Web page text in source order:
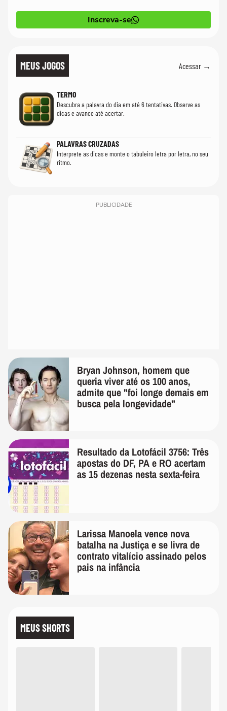
Inscreva-se
MEUS JOGOS Acessar →
TERMO
Descubra a palavra do dia em até 6 tentativas. Observe as
dicas e avance até acertar.
PALAVRAS CRUZADAS
Interprete as dicas e monte o tabuleiro letra por letra, no seu
ritmo.
PUBLICIDADE
Bryan Johnson, homem que
queria viver até os 100 anos,
admite que "foi longe demais em
busca pela longevidade"
Resultado da Lotofácil 3756: Três
apostas do DF, PA e RO acertam
as 15 dezenas nesta sexta-feira
Larissa Manoela vence nova
batalha na Justiça e se livra de
contrato vitalício assinado pelos
pais na infância
MEUS SHORTS